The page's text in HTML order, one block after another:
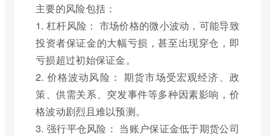
主要的风险包括：
1. 杠杆风险： 市场价格的微小波动，可能导致
投资者保证金的大幅亏损，甚至出现穿仓，即
亏损超过初始保证金。
2. 价格波动风险： 期货市场受宏观经济、政
策、供需关系、突发事件等多种因素影响，价
格波动剧烈且难以预测。
3. 强行平仓风险： 当账户保证金低于期货公司